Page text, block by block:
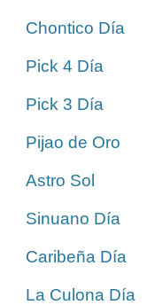
Chontico Día
Pick 4 Día
Pick 3 Día
Pijao de Oro
Astro Sol
Sinuano Día
Caribeña Día
La Culona Día